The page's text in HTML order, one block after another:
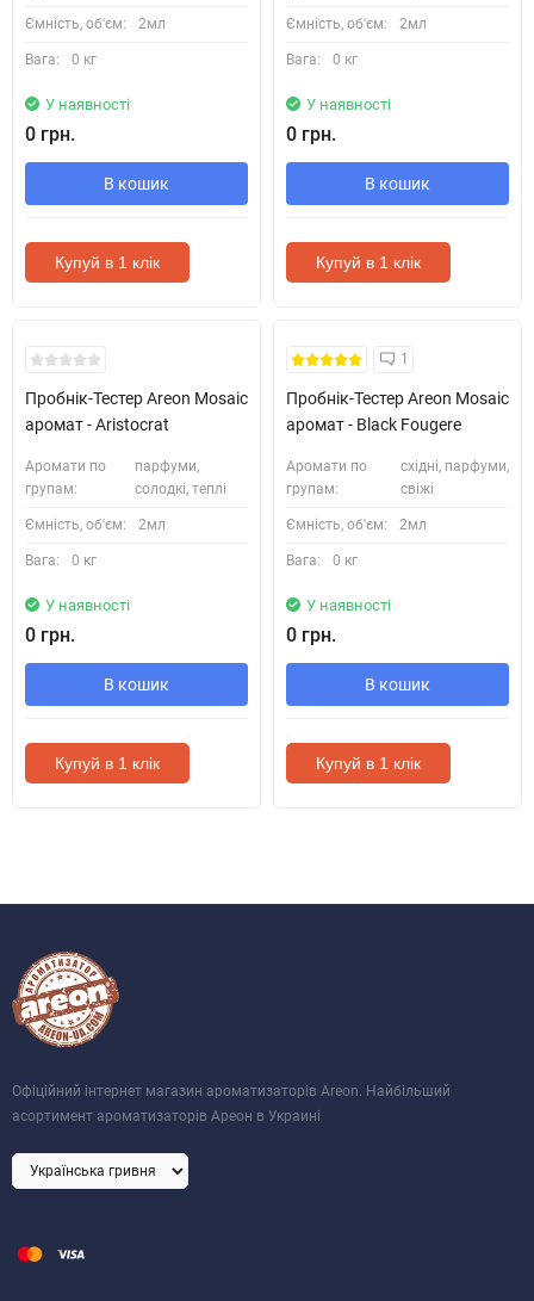
Ємність, об'єм: 2мл
Вага: 0 кг
У наявності
0 грн.
В кошик
Купуй в 1 клік
Ємність, об'єм: 2мл
Вага: 0 кг
У наявності
0 грн.
В кошик
Купуй в 1 клік
Кожні 1500₴ чеку = 1 тестер
Пробнік-Тестер Areon Mosaic
аромат - Aristocrat
Аромати по
групам:
парфуми,
солодкі, теплі
Ємність, об'єм: 2мл
Вага: 0 кг
У наявності
0 грн.
В кошик
Купуй в 1 клік
Кожні 1500₴ чеку = 1 тестер
1
Пробнік-Тестер Areon Mosaic
аромат - Black Fougere
Аромати по
групам:
східні, парфуми,
свіжі
Ємність, об'єм: 2мл
Вага: 0 кг
У наявності
0 грн.
В кошик
Купуй в 1 клік
Офіційний інтернет магазин ароматизаторів Areon. Найбільший
асортимент ароматизаторів Ареон в Украині